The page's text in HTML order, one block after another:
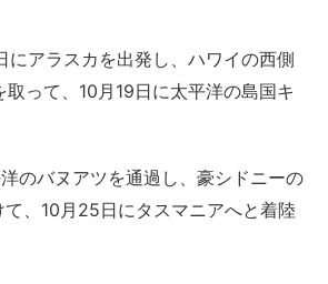
にアラスカを出発し、ハワイの西側
って、10月19日に太平洋の島国キ
のバヌアツを通過し、豪シドニーの
、10月25日にタスマニアへと着陸